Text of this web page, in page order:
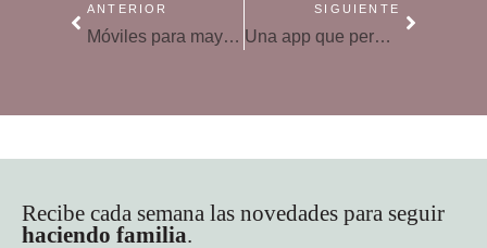
ANTERIOR
Móviles para mayores
SIGUIENTE
Una app que permite saber la ubicación de los miembros de tu familia
Recibe cada semana las novedades para seguir
haciendo familia.